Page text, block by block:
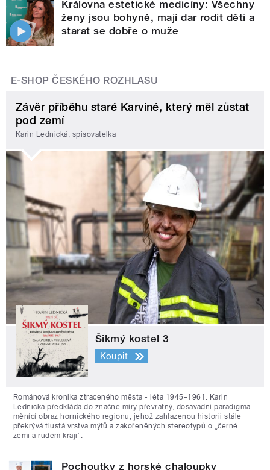
Královna estetické medicíny: Všechny
ženy jsou bohyně, mají dar rodit děti a
starat se dobře o muže
E-SHOP ČESKÉHO ROZHLASU
Závěr příběhu staré Karviné, který měl zůstat
pod zemí
Karin Lednická, spisovatelka
Šikmý kostel 3
Koupit
Románová kronika ztraceného města - léta 1945–1961. Karin
Lednická předkládá do značné míry převratný, dosavadní paradigma
měnící obraz hornického regionu, jehož zahlazenou historii stále
překrývá tlustá vrstva mýtů a zakořeněných stereotypů o „černé
zemi a rudém kraji“.
Pochoutky z horské chaloupky